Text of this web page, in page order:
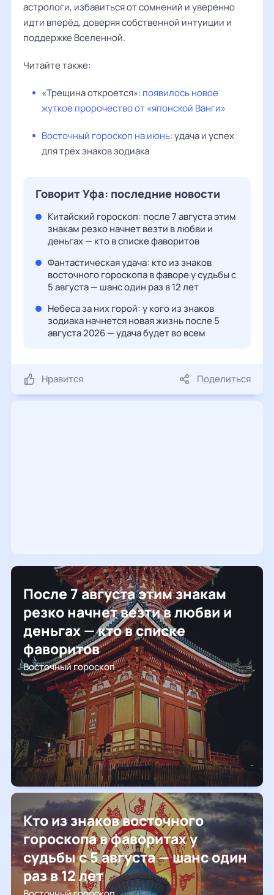
астрологи, избавиться от сомнений и уверенно
идти вперёд, доверяя собственной интуиции и
поддержке Вселенной.
Читайте также:
«Трещина откроется»: появилось новое
жуткое пророчество от «японской Ванги»
Восточный гороскоп на июнь: удача и успех
для трёх знаков зодиака
Говорит Уфа: последние новости
Китайский гороскоп: после 7 августа этим
знакам резко начнет везти в любви и
деньгах — кто в списке фаворитов
Фантастическая удача: кто из знаков
восточного гороскопа в фаворе у судьбы с
5 августа — шанс один раз в 12 лет
Небеса за них горой: у кого из знаков
зодиака начнется новая жизнь после 5
августа 2026 — удача будет во всем
Нравится Поделиться
После 7 августа этим знакам
резко начнет везти в любви и
деньгах — кто в списке
фаворитов
Восточный гороскоп
Кто из знаков восточного
гороскопа в фаворитах у
судьбы с 5 августа — шанс один
раз в 12 лет